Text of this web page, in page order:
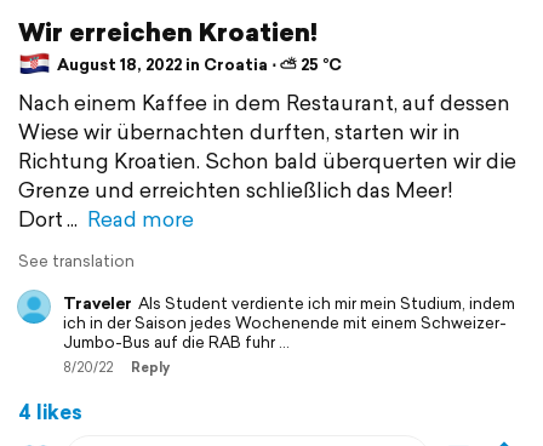
Wir erreichen Kroatien!
August 18, 2022 in Croatia ⋅ ⛅ 25 °C
Nach einem Kaffee in dem Restaurant, auf dessen
Wiese wir übernachten durften, starten wir in
Richtung Kroatien. Schon bald überquerten wir die
Grenze und erreichten schließlich das Meer!
Dort
Read more
See translation
Traveler Als Student verdiente ich mir mein Studium, indem
ich in der Saison jedes Wochenende mit einem Schweizer-
Jumbo-Bus auf die RAB fuhr …
8/20/22 Reply
4 likes